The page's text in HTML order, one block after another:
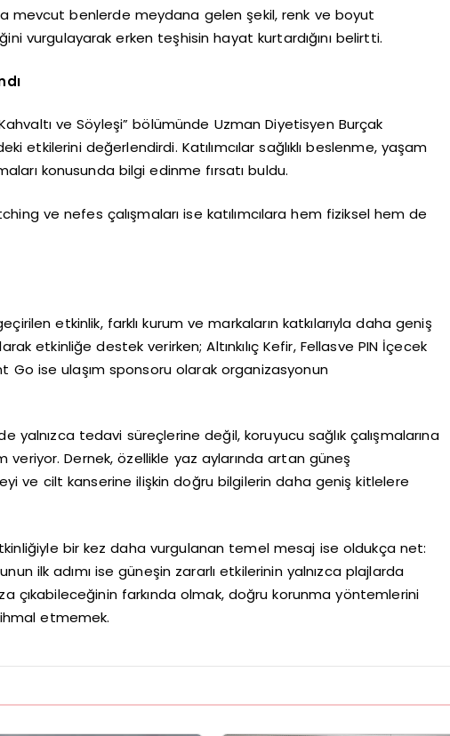
mevcut benlerde meydana gelen şekil, renk ve boyut
vurgulayarak erken teşhisin hayat kurtardığını belirtti.
ve Söyleşi” bölümünde Uzman Diyetisyen Burçak
etkilerini değerlendirdi. Katılımcılar sağlıklı beslenme, yaşam
konusunda bilgi edinme fırsatı buldu.
ve nefes çalışmaları ise katılımcılara hem fiziksel hem de
etkinlik, farklı kurum ve markaların katkılarıyla daha geniş
etkinliğe destek verirken; Altınkılıç Kefir, Fellasve PIN İçecek
Go ise ulaşım sponsoru olarak organizasyonun
yalnızca tedavi süreçlerine değil, koruyucu sağlık çalışmalarına
veriyor. Dernek, özellikle yaz aylarında artan güneş
ve cilt kanserine ilişkin doğru bilgilerin daha geniş kitlelere
bir kez daha vurgulanan temel mesaj ise oldukça net:
ilk adımı ise güneşin zararlı etkilerinin yalnızca plajlarda
çıkabileceğinin farkında olmak, doğru korunma yöntemlerini
etmemek.